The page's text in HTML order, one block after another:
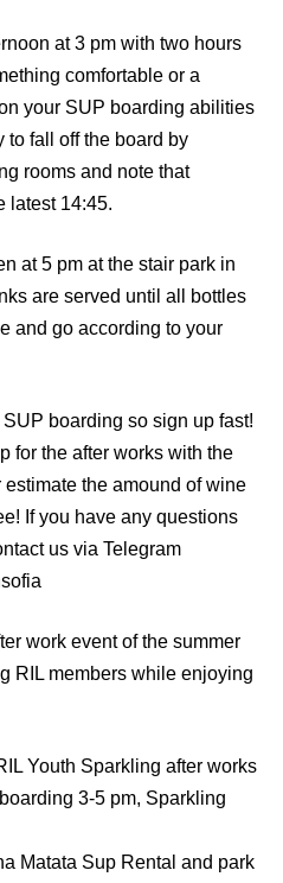
at 3 pm with two hours
comfortable or a
your SUP boarding abilities
to fall off the board by
rooms and note that
latest 14:45.
at 5 pm at the stair park in
are served until all bottles
and go according to your
boarding so sign up fast!
for the after works with the
the amound of wine
If you have any questions
us via Telegram
work event of the summer
RIL members while enjoying
Youth Sparkling after works
3-5 pm, Sparkling
Matata Sup Rental and park